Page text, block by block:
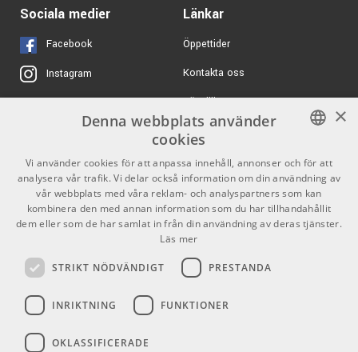
ARTIKELNUMMER 1045913
PRS MT15-V2 Tremonti
Head
ARTIKELNUMMER 1091546
Ernie Ball 9176
pack mixade färger
ARTIKELNUMMER 1066332
Stämapparat clip-on
Shubb C1 Western 325 kr/st
Sociala medier
Facebook
Instagram
X
Youtube
TikTok
Länkar
Öppettider
Kontakta oss
Köpvillkor
Butiken
Varumärken
GDPR & Cookies
Kontakt
Info
Mån-Fre: 10.00-18.00
SWEDISH
ENGLISH
×
Denna webbplats använder
cookies
Vi använder cookies för att anpassa innehåll, annonser och för att
analysera vår trafik. Vi delar också information om din användning av
vår webbplats med våra reklam- och analyspartners som kan
kombinera den med annan information som du har tillhandahållit
dem eller som de har samlat in från din användning av deras tjänster.
Läs mer
STRIKT NÖDVÄNDIGT PRESTANDA
INRIKTNING FUNKTIONER
OKLASSIFICERADE